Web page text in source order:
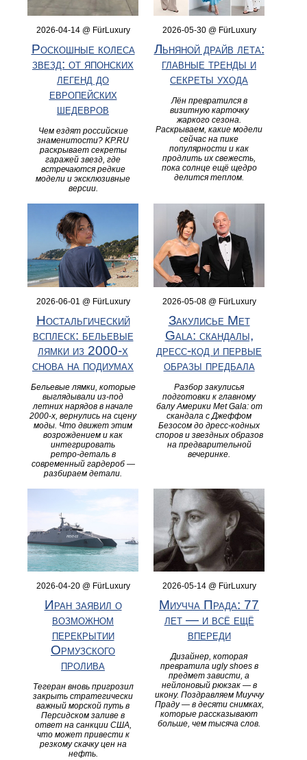
2026-04-14 @ FürLuxury
Роскошные колеса
звезд: от японских
легенд до
европейских
шедевров
Чем ездят российские
знаменитости? KP.RU
раскрывает секреты
гаражей звезд, где
встречаются редкие
модели и эксклюзивные
версии.
2026-05-30 @ FürLuxury
Льняной драйв лета:
главные тренды и
секреты ухода
Лён превратился в
визитную карточку
жаркого сезона.
Раскрываем, какие модели
сейчас на пике
популярности и как
продлить их свежесть,
пока солнце ещё щедро
делится теплом.
2026-06-01 @ FürLuxury
Ностальгический
всплеск: бельевые
лямки из 2000‑х
снова на подиумах
Бельевые лямки, которые
выглядывали из‑под
летних нарядов в начале
2000‑х, вернулись на сцену
моды. Что движет этим
возрождением и как
интегрировать
ретро‑деталь в
современный гардероб —
разбираем детали.
2026-05-08 @ FürLuxury
Закулисье Met
Gala: скандалы,
дресс-код и первые
образы предбала
Разбор закулисья
подготовки к главному
балу Америки Met Gala: от
скандала с Джеффом
Безосом до дресс-кодных
споров и звездных образов
на предварительной
вечеринке.
2026-04-20 @ FürLuxury
Иран заявил о
возможном
перекрытии
Ормузского
пролива
Тегеран вновь пригрозил
закрыть стратегически
важный морской путь в
Персидском заливе в
ответ на санкции США,
что может привести к
резкому скачку цен на
нефть.
2026-05-14 @ FürLuxury
Миучча Прада: 77
лет — и всё ещё
впереди
Дизайнер, которая
превратила ugly shoes в
предмет зависти, а
нейлоновый рюкзак — в
икону. Поздравляем Миуччу
Праду — в десяти снимках,
которые рассказывают
больше, чем тысяча слов.